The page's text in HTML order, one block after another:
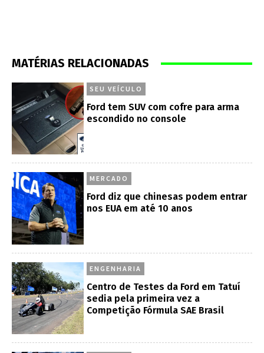
MATÉRIAS RELACIONADAS
SEU VEÍCULO
Ford tem SUV com cofre para arma
escondido no console
MERCADO
Ford diz que chinesas podem entrar
nos EUA em até 10 anos
ENGENHARIA
Centro de Testes da Ford em Tatuí
sedia pela primeira vez a
Competição Fórmula SAE Brasil